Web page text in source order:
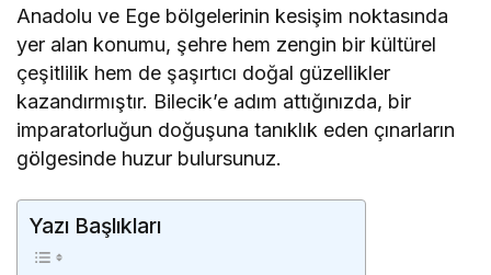
Anadolu ve Ege bölgelerinin kesişim noktasında
yer alan konumu, şehre hem zengin bir kültürel
çeşitlilik hem de şaşırtıcı doğal güzellikler
kazandırmıştır. Bilecik’e adım attığınızda, bir
imparatorluğun doğuşuna tanıklık eden çınarların
gölgesinde huzur bulursunuz.
Yazı Başlıkları